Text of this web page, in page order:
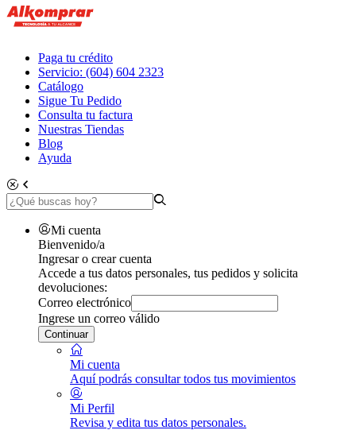
Paga tu crédito
Servicio: (604) 604 2323
Catálogo
Sigue Tu Pedido
Consulta tu factura
Nuestras Tiendas
Blog
Ayuda
Mi cuenta
Bienvenido/a
Ingresar o crear cuenta
Accede a tus datos personales, tus pedidos y solicita
devoluciones:
Correo electrónico
Ingrese un correo válido
Continuar
Mi cuenta
Aquí podrás consultar todos tus movimientos
Mi Perfil
Revisa y edita tus datos personales.